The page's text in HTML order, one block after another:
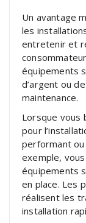
Un avantage
les
entretenir et
équipements
d’argent ou
maintenance.
Lorsque vous
pour
performant ou
exemple,
équipements
en place. Les
réalisent les
installation